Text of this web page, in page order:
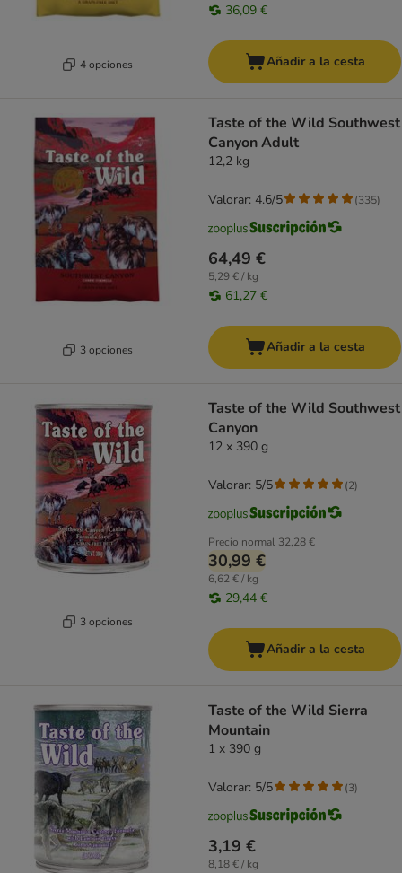
4 opciones
36,09 €
Añadir a la cesta
3 opciones
Taste of the Wild Southwest
Canyon Adult
12,2 kg
64,49 €
5,29 € / kg
61,27 €
Valorar: 4.6/5 (335)
Añadir a la cesta
3 opciones
Taste of the Wild Southwest
Canyon
12 x 390 g
Precio normal 32,28 €
30,99 €
6,62 € / kg
29,44 €
Valorar: 5/5 (2)
Añadir a la cesta
Taste of the Wild Sierra
Mountain
1 x 390 g
3,19 €
8,18 € / kg
Valorar: 5/5 (3)